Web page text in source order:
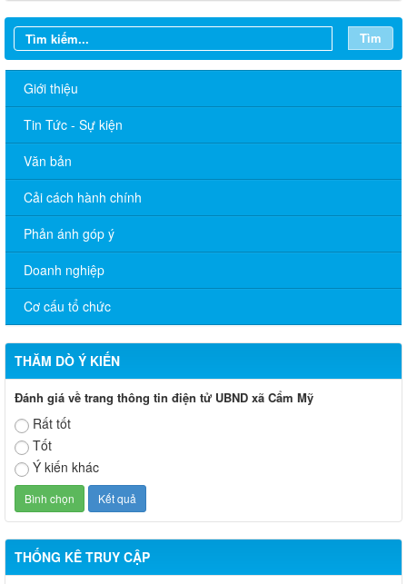
Tìm
Giới thiệu
Tin Tức - Sự kiện
Văn bản
Cải cách hành chính
Phản ánh góp ý
Doanh nghiệp
Cơ cấu tổ chức
THĂM DÒ Ý KIẾN
Đánh giá về trang thông tin điện tử UBND xã Cẩm Mỹ
Rất tốt
Tốt
Ý kiến khác
THỐNG KÊ TRUY CẬP